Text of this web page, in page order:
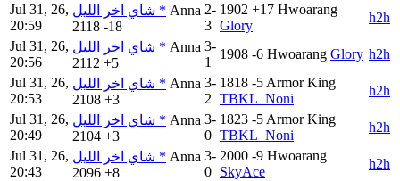
Jul 31, 26,
20:59
شاي اخر الليل * Anna
2118 -18
2-
3
1902 +17 Hwoarang
Glory
h2h
Jul 31, 26,
20:56
شاي اخر الليل * Anna
2112 +5
3-
1
1908 -6 Hwoarang Glory h2h
Jul 31, 26,
20:53
شاي اخر الليل * Anna
2108 +3
3-
2
1818 -5 Armor King
TBKL_Noni
h2h
Jul 31, 26,
20:49
شاي اخر الليل * Anna
2104 +3
3-
0
1823 -5 Armor King
TBKL_Noni
h2h
Jul 31, 26,
20:43
شاي اخر الليل * Anna
2096 +8
3-
0
2000 -9 Hwoarang
SkyAce
h2h